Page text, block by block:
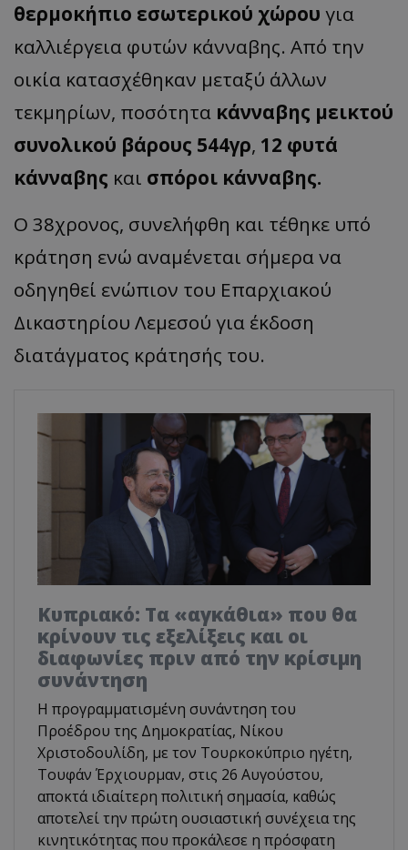
θερμοκήπιο εσωτερικού χώρου για
καλλιέργεια φυτών κάνναβης. Από την
οικία κατασχέθηκαν μεταξύ άλλων
τεκμηρίων, ποσότητα κάνναβης μεικτού
συνολικού βάρους 544γρ, 12 φυτά
κάνναβης και σπόροι κάνναβης.
Ο 38χρονος, συνελήφθη και τέθηκε υπό
κράτηση ενώ αναμένεται σήμερα να
οδηγηθεί ενώπιον του Επαρχιακού
Δικαστηρίου Λεμεσού για έκδοση
διατάγματος κράτησής του.
Κυπριακό: Τα «αγκάθια» που θα
κρίνουν τις εξελίξεις και οι
διαφωνίες πριν από την κρίσιμη
συνάντηση
Η προγραμματισμένη συνάντηση του
Προέδρου της Δημοκρατίας, Νίκου
Χριστοδουλίδη, με τον Τουρκοκύπριο ηγέτη,
Τουφάν Έρχιουρμαν, στις 26 Αυγούστου,
αποκτά ιδιαίτερη πολιτική σημασία, καθώς
αποτελεί την πρώτη ουσιαστική συνέχεια της
κινητικότητας που προκάλεσε η πρόσφατη